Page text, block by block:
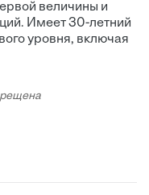
величины и
Имеет 30-летний
уровня, включая